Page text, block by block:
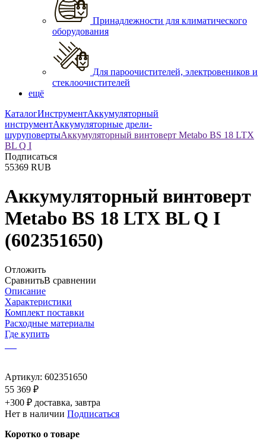
Принадлежности для климатического
оборудования
Для пароочистителей, электровеников и
стеклоочистителей
ещё
КаталогИнструментАккумуляторный
инструментАккумуляторные дрели-
шуруповертыАккумуляторный винтоверт Metabo BS 18 LTX
BL Q I
Подписаться
55369 RUB
Аккумуляторный винтоверт
Metabo BS 18 LTX BL Q I
(602351650)
Отложить
СравнитьВ сравнении
Описание
Характеристики
Комплект поставки
Расходные материалы
Где купить
Артикул: 602351650
55 369 ₽
+300 ₽ доставка, завтра
Нет в наличии Подписаться
Коротко о товаре